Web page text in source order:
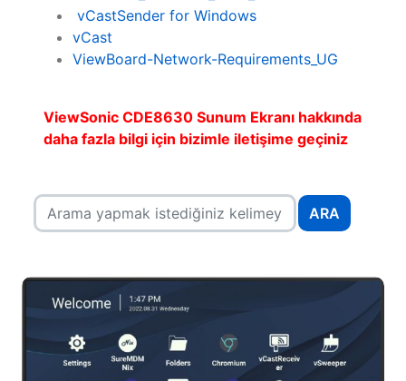
vCastSender for Windows
vCast
ViewBoard-Network-Requirements_UG
ViewSonic CDE8630 Sunum Ekranı hakkında
daha fazla bilgi için bizimle iletişime geçiniz
ARA